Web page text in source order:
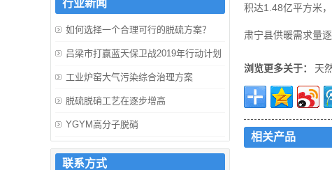
积达1.48亿平方米
肃宁县供暖需求量
浏览更多关于： 天
相关产品
行业新闻
如何选择一个合理可行的脱硫方案？
吕梁市打赢蓝天保卫战2019年行动计划
工业炉窑大气污染综合治理方案
脱硫脱硝工艺在逐步增高
YGYM高分子脱硝
联系方式